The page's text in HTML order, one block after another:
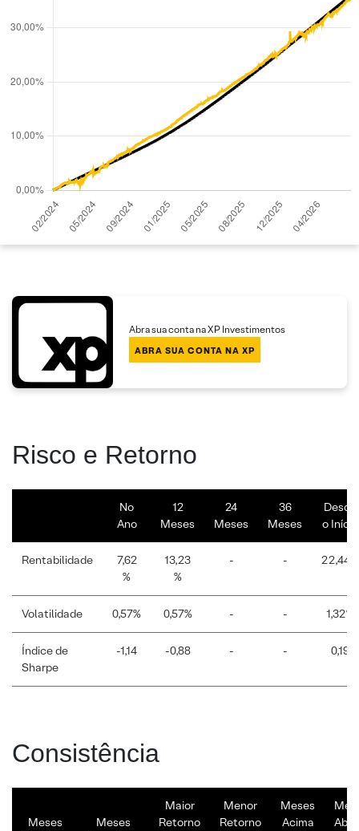
Abra sua conta na XP Investimentos
ABRA SUA CONTA NA XP
Risco e Retorno
No
Ano
12
Meses
24
Meses
36
Meses
Desde
o Início
Rentabilidade
7,62
%
13,23
%
- - 22,44%
Volatilidade 0,57% 0,57% - - 1,32%
Índice de
Sharpe
-1,14 -0,88 - - 0,19
Consistência
Meses
Meses
Maior
Retorno
Menor
Retorno
Meses
Acima